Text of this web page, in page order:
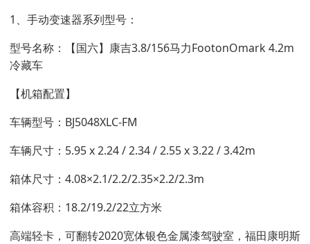
1、手动变速器系列型号：
型号名称：【国六】康吉3.8/156马力FootonOmark 4.2m
冷藏车
【机箱配置】
车辆型号：BJ5048XLC-FM
车辆尺寸：5.95 x 2.24 / 2.34 / 2.55 x 3.22 / 3.42m
箱体尺寸：4.08×2.1/2.2/2.35×2.2/2.3m
箱体容积：18.2/19.2/22立方米
高端轻卡，可翻转2020宽体银色金属漆驾驶室，福田康明斯